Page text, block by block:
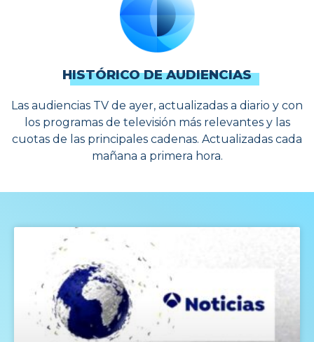
HISTÓRICO DE AUDIENCIAS
Las audiencias TV de ayer, actualizadas a diario y con
los programas de televisión más relevantes y las
cuotas de las principales cadenas. Actualizadas cada
mañana a primera hora.